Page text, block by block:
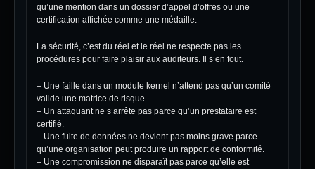
qu’une mention dans un dossier d’appel d’offres ou une
certification affichée comme une médaille.
La sécurité, c’est du réel et le réel ne respecte pas les
procédures pour faire plaisir aux auditeurs. Il s’en fout.
– Une faille dans un module kernel n’attend pas qu’un comité
valide une matrice de risque.
– Un attaquant ne s’arrête pas parce qu’un prestataire est
certifié.
– Une fuite de données ne devient pas moins grave parce
qu’une organisation peut produire un rapport de conformité.
– Une compromission ne disparaît pas parce qu’elle est